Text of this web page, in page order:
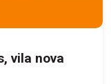
vila nova